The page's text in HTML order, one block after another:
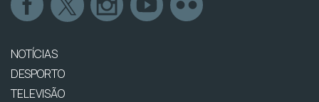
NOTÍCIAS
DESPORTO
TELEVISÃO